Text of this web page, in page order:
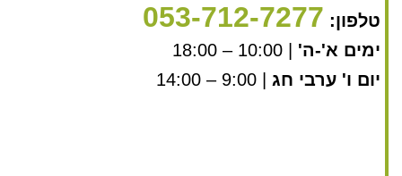
טלפון: 053-712-7277
ימים א'-ה'
יום ו' ערבי חג